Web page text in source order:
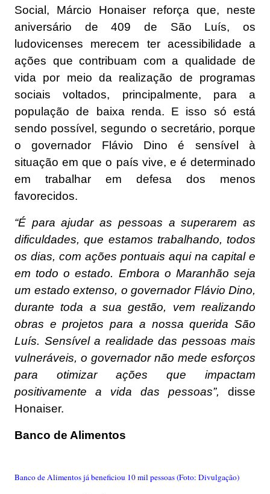
Social, Márcio Honaiser reforça que, neste
aniversário de 409 de São Luís, os
ludovicenses merecem ter acessibilidade a
ações que contribuam com a qualidade de
vida por meio da realização de programas
sociais voltados, principalmente, para a
população de baixa renda. E isso só está
sendo possível, segundo o secretário, porque
o governador Flávio Dino é sensível à
situação em que o país vive, e é determinado
em trabalhar em defesa dos menos
favorecidos.
“É para ajudar as pessoas a superarem as
dificuldades, que estamos trabalhando, todos
os dias, com ações pontuais aqui na capital e
em todo o estado. Embora o Maranhão seja
um estado extenso, o governador Flávio Dino,
durante toda a sua gestão, vem realizando
obras e projetos para a nossa querida São
Luís. Sensível a realidade das pessoas mais
vulneráveis, o governador não mede esforços
para otimizar ações que impactam
positivamente a vida das pessoas”, disse
Honaiser.
Banco de Alimentos
Banco de Alimentos já beneficiou 10 mil pessoas (Foto: Divulgação)